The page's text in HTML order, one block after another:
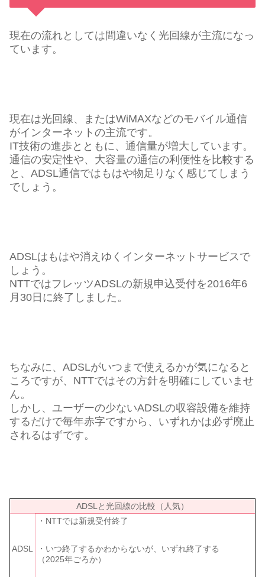
現在の流れとしては間違いなく光回線が主流になっ
ています。
現在は光回線、またはWiMAXなどのモバイル通信
がインターネットの主流です。
IT技術の進歩とともに、通信量が増大しています。
通信の安定性や、大容量の通信の利便性を比較する
と、ADSL通信ではもはや物足りなく感じてしまう
でしょう。
ADSLはもはや消えゆくインターネットサービスで
しょう。
NTTではフレッツADSLの新規申込受付を2016年6
月30日に終了しました。
ちなみに、ADSLがいつまで使えるかが気になると
ころですが、NTTではその方針を明確にしていませ
ん。
しかし、ユーザーの少ないADSLの収容設備を維持
するだけで毎年赤字ですから、いずれかは必ず廃止
されるはずです。
ADSLと光回線の比較（人気）
ADSL
・NTTでは新規受付終了
・いつ終了するかわからないが、いずれ終了する
（2025年ごろか）